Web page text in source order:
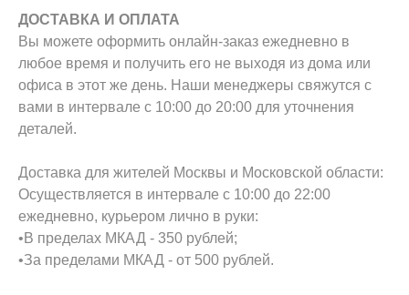
ДОСТАВКА И ОПЛАТА
Вы можете оформить онлайн-заказ ежедневно в
любое время и получить его не выходя из дома или
офиса в этот же день. Наши менеджеры свяжутся с
вами в интервале с 10:00 до 20:00 для уточнения
деталей.
Доставка для жителей Москвы и Московской области:
Осуществляется в интервале с 10:00 до 22:00
ежедневно, курьером лично в руки:
•В пределах МКАД - 350 рублей;
•За пределами МКАД - от 500 рублей.